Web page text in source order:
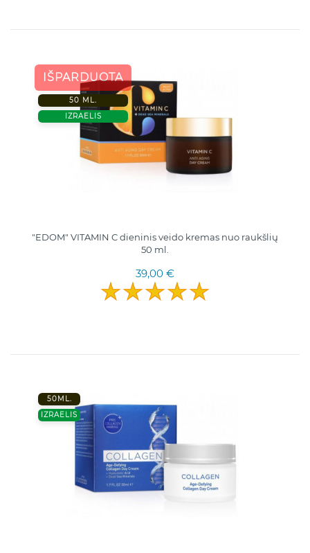
IŠPARDUOTA
50 ML.
IZRAELIS
"EDOM" VITAMIN C dieninis veido kremas nuo raukšlių
50 ml.
39,00 €
50ML.
IZRAELIS